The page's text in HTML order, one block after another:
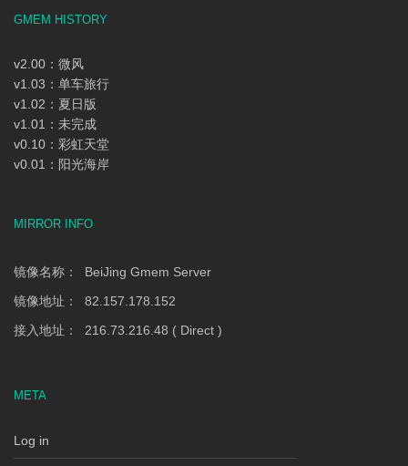
GMEM HISTORY
v2.00：微风
v1.03：单车旅行
v1.02：夏日版
v1.01：未完成
v0.10：彩虹天堂
v0.01：阳光海岸
MIRROR INFO
镜像名称： BeiJing Gmem Server
镜像地址： 82.157.178.152
接入地址： 216.73.216.48 ( Direct )
META
Log in